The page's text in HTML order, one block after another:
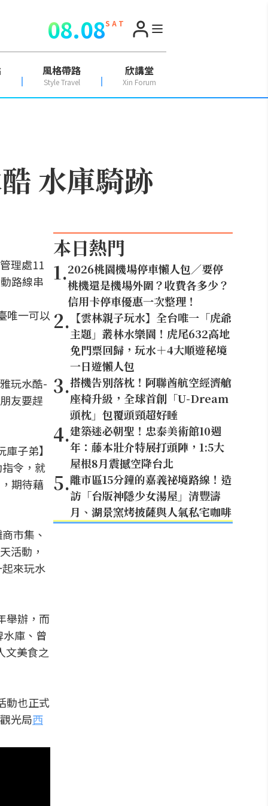
08.08S A T
風格帶路
Style Travel
欣講堂
Xin Forum
水庫騎跡
理處11
路線串
唯一可以
玩水酷-
友要趕
子弟】
令，就
期待藉
市集、
活動，
來玩水
舉辦，而
庫、曾
文美食之
動也正式
光局西
本日熱門
1.2026桃園機場停車懶人包／要停
桃機還是機場外圍？收費各多少？
信用卡停車優惠一次整理！
2. 【雲林親子玩水】全台唯一「虎爺
主題」叢林水樂園！虎尾632高地
免門票回歸，玩水＋4大順遊秘境
一日遊懶人包
3.搭機告別落枕！阿聯酋航空經濟艙
座椅升級，全球首創「U-Dream
頭枕」包覆頭頸超好睡
4.建築迷必朝聖！忠泰美術館10週
年：藤本壯介特展打頭陣，1:5大
屋根8月震撼空降台北
5.離市區15分鐘的嘉義祕境路線！造
訪「台版神隱少女湯屋」清豐濤
月、湖景窯烤披薩與人氣私宅咖啡